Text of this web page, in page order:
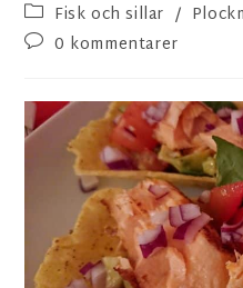
Fisk och sillar /
0 kommentarer